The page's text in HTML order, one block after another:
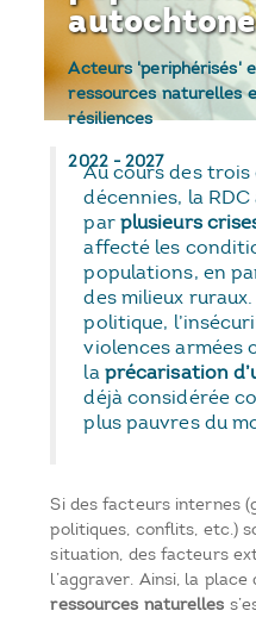
Acteurs 'periphérisés'
ressources naturelles
résiliences
2022-2027
Au cours des
décennies, la
par plusieurs
affecté les
populations, en
des milieux
politique,
violences armées
la précarisation
déjà considérée
plus pauvres du
Si des facteurs internes
politiques, conflits, etc.)
situation, des facteurs
l’aggraver. Ainsi, la place
ressources naturelles